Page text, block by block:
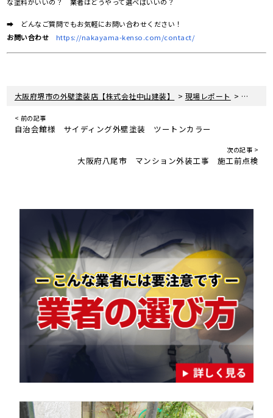
な塗料がいいの？ 業者はどうやって選べばいいの？
➡ どんなご質問でもお気軽にお問い合わせください！
お問い合わせ
https://nakayama-kenso.com/contact/
大阪府堺市の外壁塗装店【株式会社中山建装】 > 現場レポート > 自治会
< 前の記事
自治会館様 サイディング外壁塗装 ツートンカラー
次の記事 >
大阪府八尾市 マンション外装工事 施工前点検